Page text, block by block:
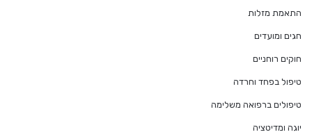
התאמת מזלות
חגים ומועדים
חוקים רוחניים
טיפול בפחד וחרדה
טיפולים ברפואה משלימה
יוגה ומדיטציה